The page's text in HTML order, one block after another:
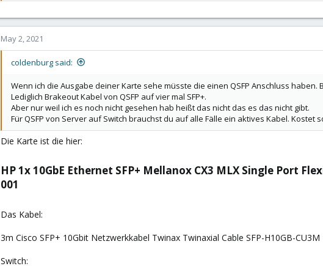
May 2, 2021
coldenburg said:
Wenn ich die Ausgabe deiner Karte sehe müsste die einen QSFP Anschluss
Lediglich Brakeout Kabel von QSFP auf vier mal SFP+.
Aber nur weil ich es noch nicht gesehen hab heißt das nicht das es das nicht gibt.
Für QSFP von Server auf Switch brauchst du auf alle Fälle ein aktives Kabel. Kostet
Die Karte ist die hier:
HP 1x 10GbE Ethernet SFP+ Mellanox CX3 MLX Single Port
001​
Das Kabel:
3m Cisco SFP+ 10Gbit Netzwerkkabel Twinax Twinaxial Cable SFP-H10GB-CU3M
Switch: